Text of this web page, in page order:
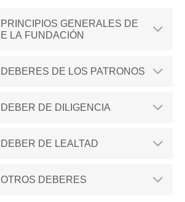
GENERALES DE
LA FUNDACIÓN
DE LOS PATRONOS
DE DILIGENCIA
DE LEALTAD
DEBERES